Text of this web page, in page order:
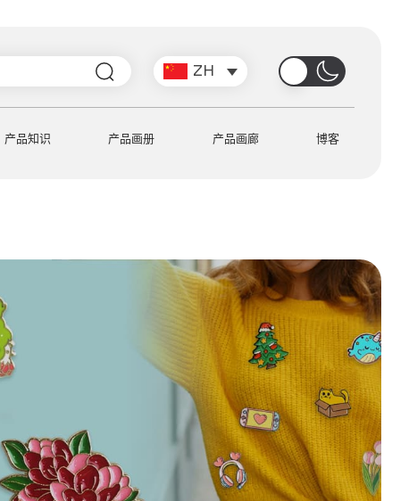
搜
索 ZH
产品知识 产品画册 产品画廊 博客